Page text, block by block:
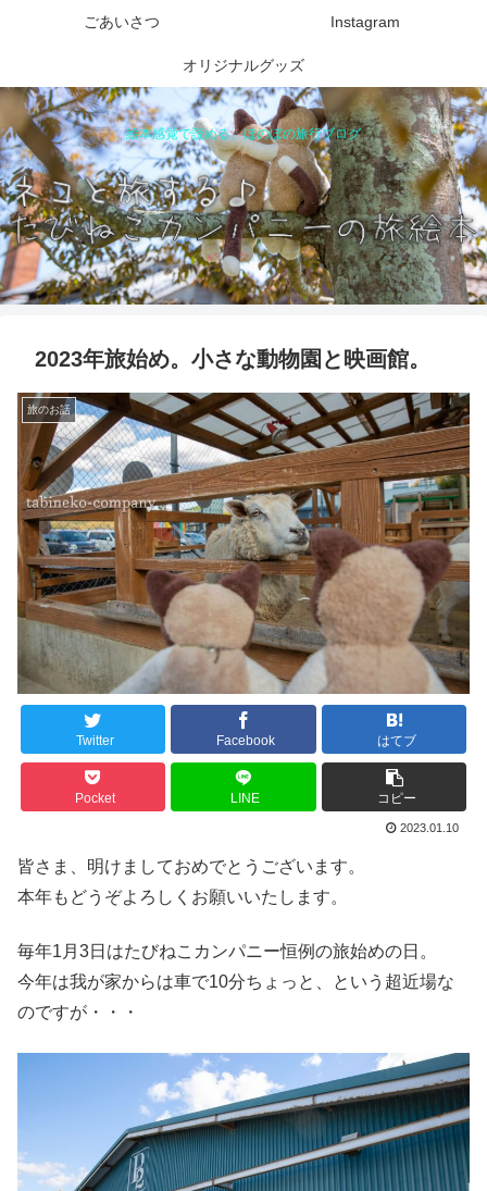
絵本感覚で読める、ほのぼの旅行ブログ
ごあいさつ Instagram
オリジナルグッズ
2023年旅始め。小さな動物園と映画館。
旅のお話
Twitter Facebook はてブ
Pocket LINE コピー
2023.01.10
皆さま、明けましておめでとうございます。
本年もどうぞよろしくお願いいたします。
毎年1月3日はたびねこカンパニー恒例の旅始めの日。
今年は我が家からは車で10分ちょっと、という超近場な
のですが・・・